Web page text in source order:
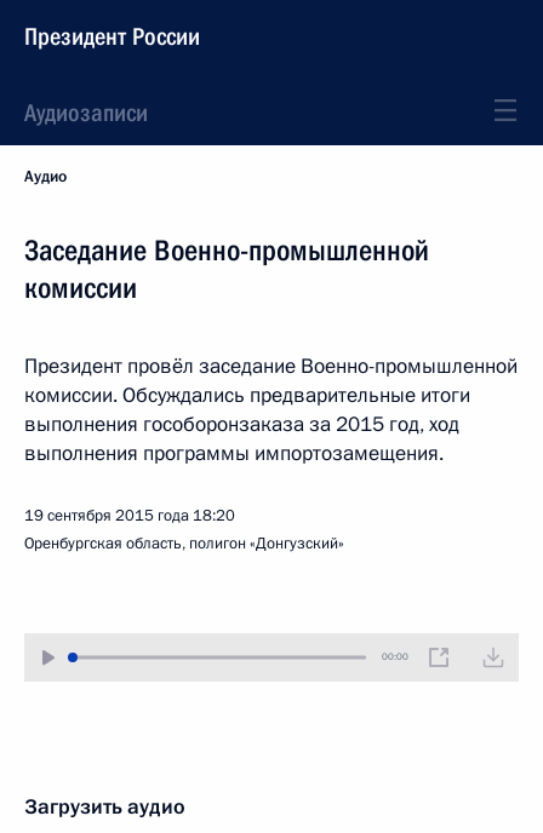
Президент России
Аудиозаписи
Аудио
Заседание Военно-промышленной
комиссии
Президент провёл заседание Военно-промышленной
комиссии. Обсуждались предварительные итоги
выполнения гособоронзаказа за 2015 год, ход
выполнения программы импортозамещения.
19 сентября 2015 года 18:20
Оренбургская область, полигон «Донгузский»
00:00
Загрузить аудио